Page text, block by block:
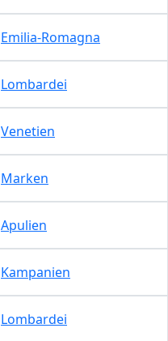
Emilia-Romagna
Lombardei
Venetien
Marken
Apulien
Kampanien
Lombardei